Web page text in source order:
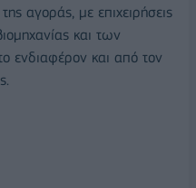
αγοράς, με επιχειρήσεις
και των
ενδιαφέρον και από τον